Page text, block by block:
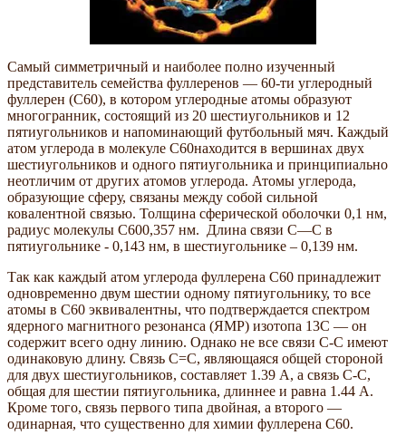
Самый симметричный и наиболее полно изученный
представитель семейства фуллеренов — 60-ти углеродный
фуллерен (C60), в котором углеродные атомы образуют
многогранник, состоящий из 20 шестиугольников и 12
пятиугольников и напоминающий футбольный мяч. Каждый
атом углерода в молекуле C60находится в вершинах двух
шестиугольников и одного пятиугольника и принципиально
неотличим от других атомов углерода. Атомы углерода,
образующие сферу, связаны между собой сильной
ковалентной связью. Толщина сферической оболочки 0,1 нм,
радиус молекулы С600,357 нм. Длина связи С—С в
пятиугольнике - 0,143 нм, в шестиугольнике – 0,139 нм.
Так как каждый атом углерода фуллерена С60 принадлежит
одновременно двум шестии одному пятиугольнику, то все
атомы в С60 эквивалентны, что подтверждается спектром
ядерного магнитного резонанса (ЯМР) изотопа 13С — он
содержит всего одну линию. Однако не все связи С-С имеют
одинаковую длину. Связь С=С, являющаяся общей стороной
для двух шестиугольников, составляет 1.39 А, а связь С-С,
общая для шестии пятиугольника, длиннее и равна 1.44 А.
Кроме того, связь первого типа двойная, а второго —
одинарная, что существенно для химии фуллерена С60.